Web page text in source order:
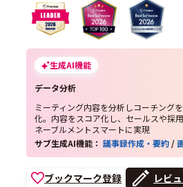
生成AI機能
データ分析
ミーティング内容を分析しコーチング
化。内容をスコア化し、セールスや採
ネーブルメントスマートに実現
サブ生成AI機能：議事録作成・要約 /
ブックマーク登録 レビ